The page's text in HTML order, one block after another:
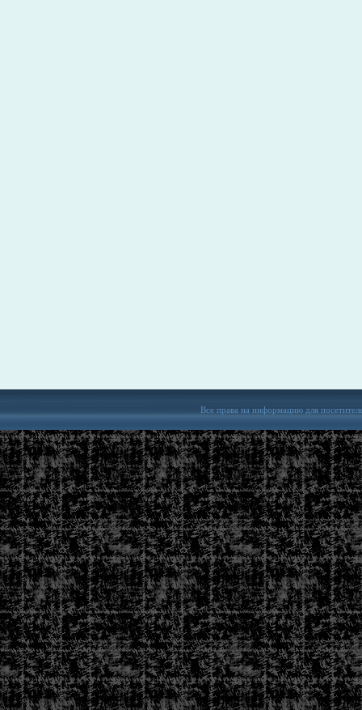
Все права на информацию для